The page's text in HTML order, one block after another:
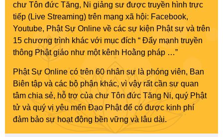
chư Tôn đức Tăng, Ni giảng sư được truyền hình trực
tiếp (Live Streaming) trên mạng xã hội: Facebook,
Youtube, Phật Sự Online về các sự kiện Phật sự và trên
15 chương trình khác với mục đích “ Đẩy mạnh truyền
thông Phật giáo như một kênh Hoằng pháp …”
Phật Sự Online có trên 60 nhân sự là phóng viên, Ban
Biên tập và các bộ phận khác, vì vậy rất cần sự quan
tâm chia sẻ, hỗ trợ của chư Tôn đức Tăng Ni, quý Phật
tử và quý vị yêu mến Đạo Phật để có được kinh phí
đảm bảo sự hoạt động bền vững và lâu dài.